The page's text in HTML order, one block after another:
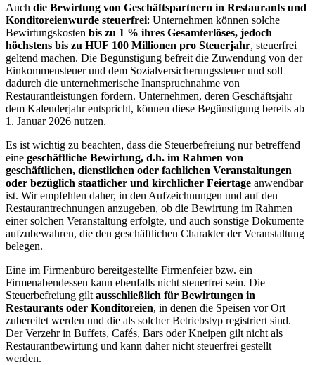
Auch die Bewirtung von Geschäftspartnern in Restaurants und
Konditoreienwurde steuerfrei: Unternehmen können solche
Bewirtungskosten bis zu 1 % ihres Gesamterlöses, jedoch
höchstens bis zu HUF 100 Millionen pro Steuerjahr, steuerfrei
geltend machen. Die Begünstigung befreit die Zuwendung von der
Einkommensteuer und dem Sozialversicherungssteuer und soll
dadurch die unternehmerische Inanspruchnahme von
Restaurantleistungen fördern. Unternehmen, deren Geschäftsjahr
dem Kalenderjahr entspricht, können diese Begünstigung bereits ab
1. Januar 2026 nutzen.
Es ist wichtig zu beachten, dass die Steuerbefreiung nur betreffend
eine geschäftliche Bewirtung, d.h. im Rahmen von
geschäftlichen, dienstlichen oder fachlichen Veranstaltungen
oder bezüglich staatlicher und kirchlicher Feiertage anwendbar
ist. Wir empfehlen daher, in den Aufzeichnungen und auf den
Restaurantrechnungen anzugeben, ob die Bewirtung im Rahmen
einer solchen Veranstaltung erfolgte, und auch sonstige Dokumente
aufzubewahren, die den geschäftlichen Charakter der Veranstaltung
belegen.
Eine im Firmenbüro bereitgestellte Firmenfeier bzw. ein
Firmenabendessen kann ebenfalls nicht steuerfrei sein. Die
Steuerbefreiung gilt ausschließlich für Bewirtungen in
Restaurants oder Konditoreien, in denen die Speisen vor Ort
zubereitet werden und die als solcher Betriebstyp registriert sind.
Der Verzehr in Buffets, Cafés, Bars oder Kneipen gilt nicht als
Restaurantbewirtung und kann daher nicht steuerfrei gestellt
werden.